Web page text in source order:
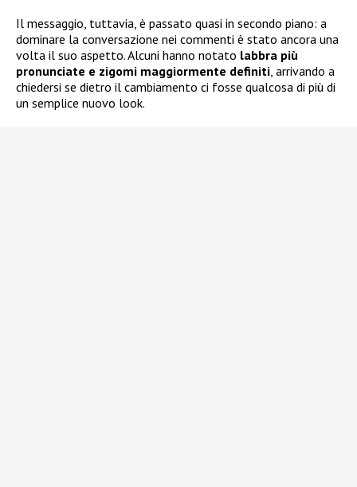
Il messaggio, tuttavia, è passato quasi in secondo piano: a
dominare la conversazione nei commenti è stato ancora una
volta il suo aspetto. Alcuni hanno notato labbra più
pronunciate e zigomi maggiormente definiti, arrivando a
chiedersi se dietro il cambiamento ci fosse qualcosa di più di
un semplice nuovo look.